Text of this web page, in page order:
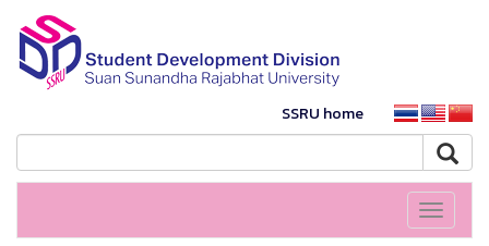
SSRU home
Toggle